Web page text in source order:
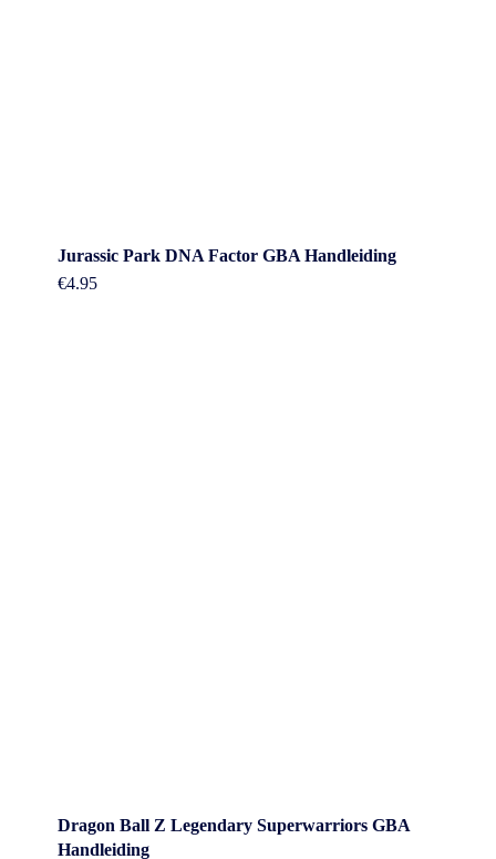
Jurassic Park DNA Factor GBA Handleiding
€4.95
Dragon Ball Z Legendary Superwarriors GBA
Handleiding